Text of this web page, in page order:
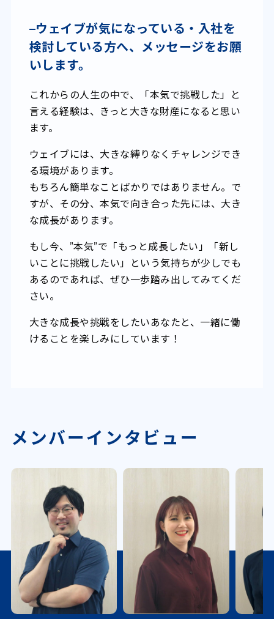
–ウェイブが気になっている・入社を
検討している方へ、メッセージをお願
いします。
これからの人生の中で、「本気で挑戦した」と
言える経験は、きっと大きな財産になると思い
ます。
ウェイブには、大きな縛りなくチャレンジでき
る環境があります。
もちろん簡単なことばかりではありません。で
すが、その分、本気で向き合った先には、大き
な成長があります。
もし今、”本気”で「もっと成長したい」「新し
いことに挑戦したい」という気持ちが少しでも
あるのであれば、ぜひ一歩踏み出してみてくだ
さい。
大きな成長や挑戦をしたいあなたと、一緒に働
けることを楽しみにしています！
メンバーインタビュー